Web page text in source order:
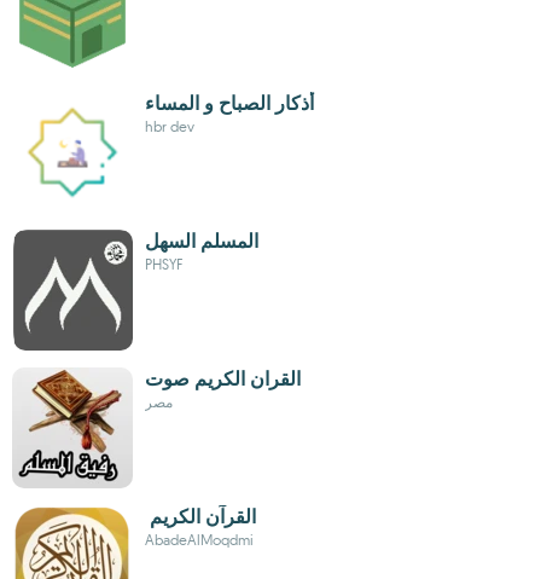
أذكار الصباح و المساء
hbr dev
المسلم السهل
PHSYF
القران الكريم صوت
مصر
القرآن ‏الكريم ‏
AbadeAlMoqdmi